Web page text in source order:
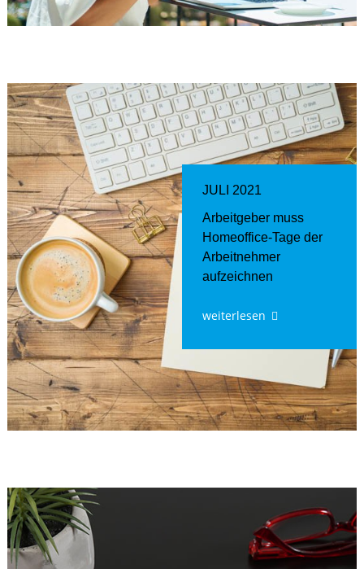
JULI 2021
Arbeitgeber muss
Homeoffice-Tage der
Arbeitnehmer
aufzeichnen
weiterlesen